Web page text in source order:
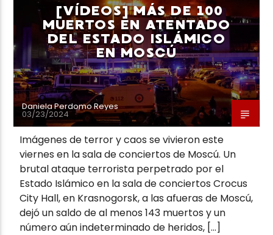
[VÍDEOS] MÁS DE 100
MUERTOS EN ATENTADO
DEL ESTADO ISLÁMICO
EN MOSCÚ
Daniela Perdomo Reyes
03/23/2024
Imágenes de terror y caos se vivieron este
viernes en la sala de conciertos de Moscú. Un
brutal ataque terrorista perpetrado por el
Estado Islámico en la sala de conciertos Crocus
City Hall, en Krasnogorsk, a las afueras de Moscú,
dejó un saldo de al menos 143 muertos y un
número aún indeterminado de heridos, […]